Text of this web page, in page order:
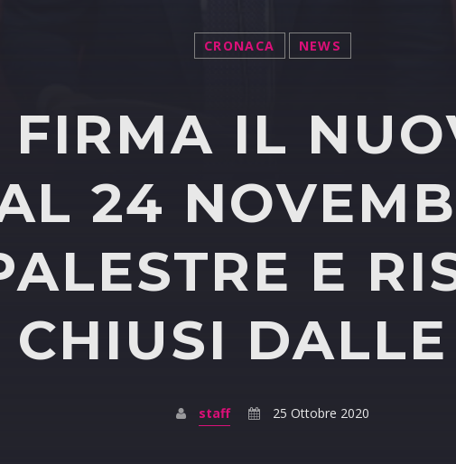
CRONACA NEWS
FIRMA IL
24
E
CHIUSI DALLE
staff 25 Ottobre 2020